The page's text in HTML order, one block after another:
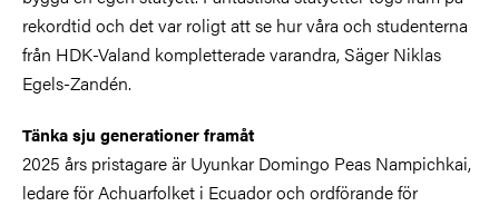
rekordtid och det var roligt att se hur våra och studenterna
från HDK-Valand kompletterade varandra, Säger Niklas
Egels-Zandén.
Tänka sju generationer framåt
2025 års pristagare är Uyunkar Domingo Peas Nampichkai,
ledare för Achuarfolket i Ecuador och ordförande för